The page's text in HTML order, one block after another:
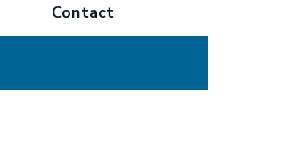
Contact